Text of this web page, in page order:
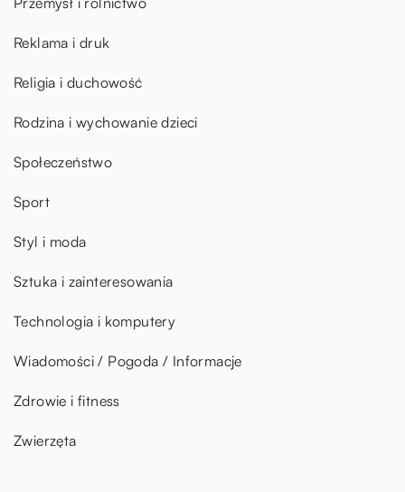
Reklama i druk
Religia i duchowość
Rodzina i wychowanie dzieci
Społeczeństwo
Sport
Styl i moda
Sztuka i zainteresowania
Technologia i komputery
Wiadomości / Pogoda / Informacje
Zdrowie i fitness
Zwierzęta